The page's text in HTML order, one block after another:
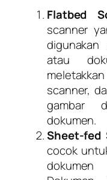
Flatbed
scanner
atau
scanner,
gambar
dokumen.
Sheet-fed
cocok